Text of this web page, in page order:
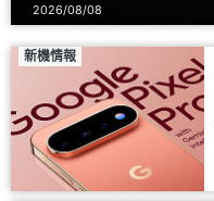
2026/08/08
新機情報